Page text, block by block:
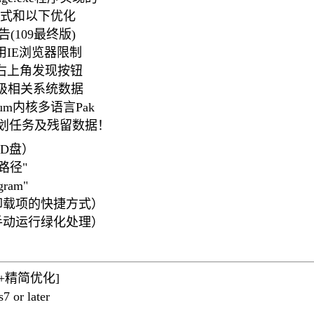
和以下优化
(109最终版)
IE浏览器限制
上角发现按钮
相关系统数据
内核多语言Pak
任务及残留数据！
盘）
径"
项的快捷方式）
运行绿化处理）
精简优化]
or later